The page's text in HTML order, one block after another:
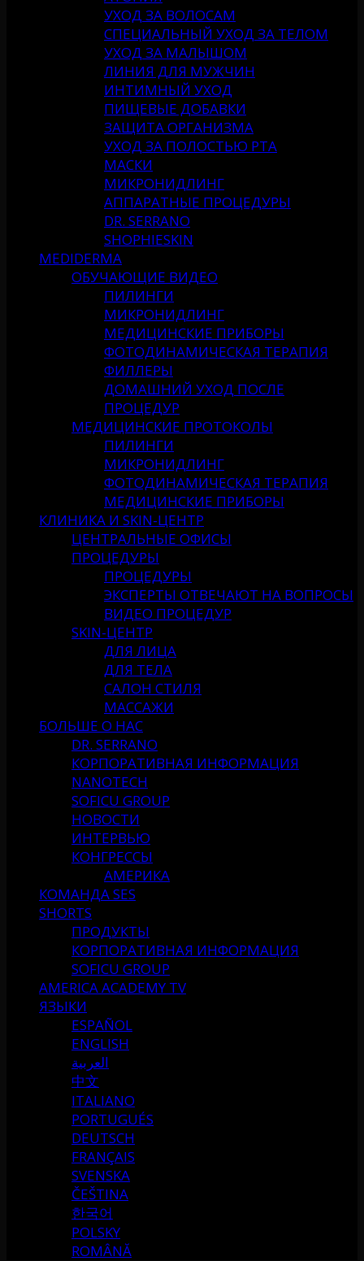
УХОД ЗА ВОЛОСАМ
СПЕЦИАЛЬНЫЙ УХОД ЗА ТЕЛОМ
УХОД ЗА МАЛЫШОМ
ЛИНИЯ ДЛЯ МУЖЧИН
ИНТИМНЫЙ УХОД
ПИЩЕВЫЕ ДОБАВКИ
ЗАЩИТА ОРГАНИЗМА
УХОД ЗА ПОЛОСТЬЮ РТА
МАСКИ
МИКРОНИДЛИНГ
АППАРАТНЫЕ ПРОЦЕДУРЫ
DR. SERRANO
SHOPHIESKIN
MEDIDERMA
ОБУЧАЮЩИЕ ВИДЕО
ПИЛИНГИ
МИКРОНИДЛИНГ
МЕДИЦИНСКИЕ ПРИБОРЫ
ФОТОДИНАМИЧЕСКАЯ ТЕРАПИЯ
ФИЛЛЕРЫ
ДОМАШНИЙ УХОД ПОСЛЕ
ПРОЦЕДУР
МЕДИЦИНСКИЕ ПРОТОКОЛЫ
ПИЛИНГИ
МИКРОНИДЛИНГ
ФОТОДИНАМИЧЕСКАЯ ТЕРАПИЯ
МЕДИЦИНСКИЕ ПРИБОРЫ
КЛИНИКА И SKIN-ЦЕНТР
ЦЕНТРАЛЬНЫЕ ОФИСЫ
ПРОЦЕДУРЫ
ПРОЦЕДУРЫ
ЭКСПЕРТЫ ОТВЕЧАЮТ НА ВОПРОСЫ
ВИДЕО ПРОЦЕДУР
SKIN-ЦЕНТР
ДЛЯ ЛИЦА
ДЛЯ ТЕЛА
САЛОН СТИЛЯ
МАССАЖИ
БОЛЬШЕ О НАС
DR. SERRANO
КОРПОРАТИВНАЯ ИНФОРМАЦИЯ
NANOTECH
SOFICU GROUP
НОВОСТИ
ИНТЕРВЬЮ
КОНГРЕССЫ
АМЕРИКА
КОМАНДА SES
SHORTS
ПРОДУКТЫ
КОРПОРАТИВНАЯ ИНФОРМАЦИЯ
SOFICU GROUP
AMERICA ACADEMY TV
ЯЗЫКИ
ESPAÑOL
ENGLISH
العربية
中文
ITALIANO
PORTUGUÉS
DEUTSCH
FRANÇAIS
SVENSKA
ČEŠTINA
한국어
POLSKY
ROMÂNĂ